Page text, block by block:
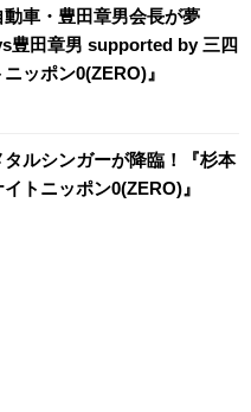
車・豊田章男会長が夢
豊田章男 supported by 三四
ッポン0(ZERO)』
ルシンガーが降臨！『杉本
トニッポン0(ZERO)』